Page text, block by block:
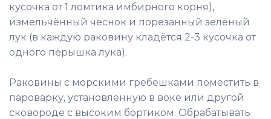
кусочка от 1 ломтика имбирного корня),
измельчённый чеснок и порезанный зелёный
лук (в каждую раковину кладётся 2-3 кусочка от
одного пёрышка лука).
Раковины с морскими гребешками поместить в
пароварку, установленную в воке или другой
сковороде с высоким бортиком. Обрабатывать